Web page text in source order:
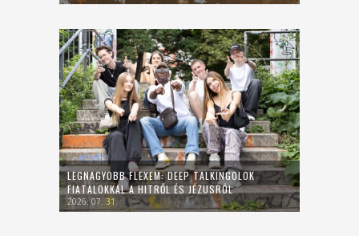
LEGNAGYOBB FLEXEM: DEEP TALKINGOLOK
FIATALOKKAL A HITRŐL ÉS JÉZUSRÓL
2026. 07. 31.